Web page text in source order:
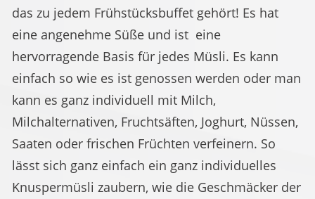
das zu jedem Frühstücksbuffet gehört! Es hat
eine angenehme Süße und ist eine
hervorragende Basis für jedes Müsli. Es kann
einfach so wie es ist genossen werden oder man
kann es ganz individuell mit Milch,
Milchalternativen, Fruchtsäften, Joghurt, Nüssen,
Saaten oder frischen Früchten verfeinern. So
lässt sich ganz einfach ein ganz individuelles
Knuspermüsli zaubern, wie die Geschmäcker der